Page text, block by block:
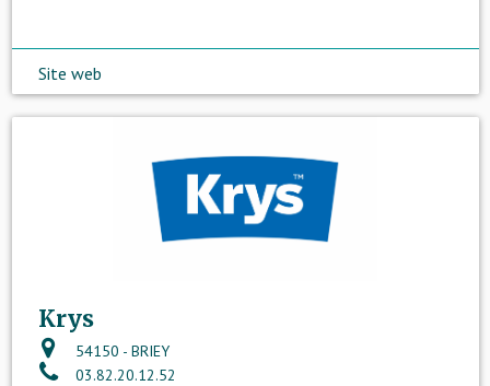
Site web
Krys
54150 - BRIEY
03.82.20.12.52